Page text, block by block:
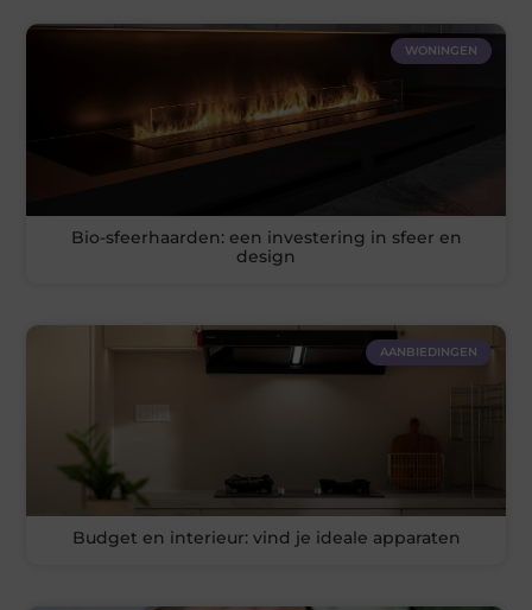
WONINGEN
Bio-sfeerhaarden: een investering in sfeer en
design
AANBIEDINGEN
Budget en interieur: vind je ideale apparaten